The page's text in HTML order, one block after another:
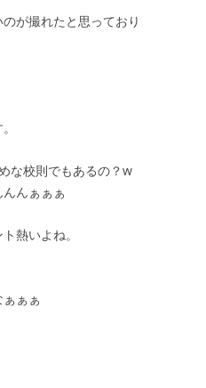
が撮れたと思っており
な校則でもあるの？w
んぁぁぁ
熱いよね。
ぁぁ